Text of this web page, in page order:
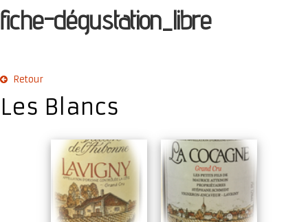
fiche-dégustation_libre
Retour
Les Blancs